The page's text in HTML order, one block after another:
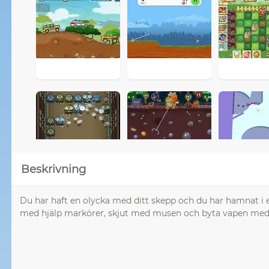
Beskrivning
Du har haft en olycka med ditt skepp och du har hamnat
med hjälp markörer, skjut med musen och byta vapen